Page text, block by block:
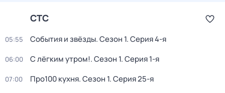
СТС
05:55 События и звёзды. Сезон 1. Серия 4-я
06:00 С лёгким утром!. Сезон 1. Серия 1-я
07:00 Про100 кухня. Сезон 1. Серия 25-я